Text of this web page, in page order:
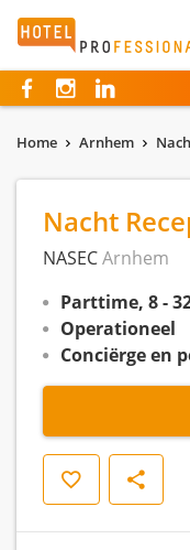
Hotelprofessionals
Home Arnhem
Nacht
NASECArnhem
Parttime, 8 -
Operationeel
Conciërge en
Opslaan Delen